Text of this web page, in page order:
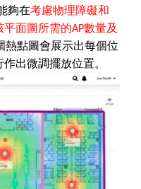
夠在考慮物理障礙和
平面圖所需的AP數量及
熱點圖會展示出每個位
出微調擺放位置。